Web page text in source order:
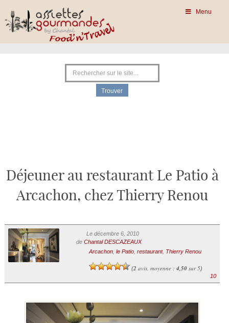
Menu
Déjeuner au restaurant Le Patio à
Arcachon, chez Thierry Renou
Le décembre 6, 2010
de Chantal DESCAZEAUX
Arcachon, le Patio, restaurant, Thierry Renou
(2 avis, moyenne : 4,50sur 5)
10